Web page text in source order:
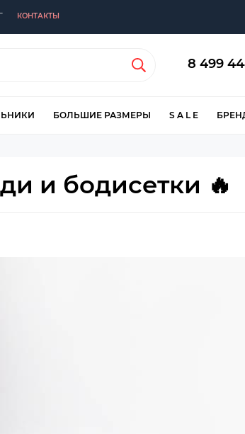
КОНТАКТЫ
8 499
БОЛЬШИЕ РАЗМЕРЫ S A L E
и бодисетки 🔥